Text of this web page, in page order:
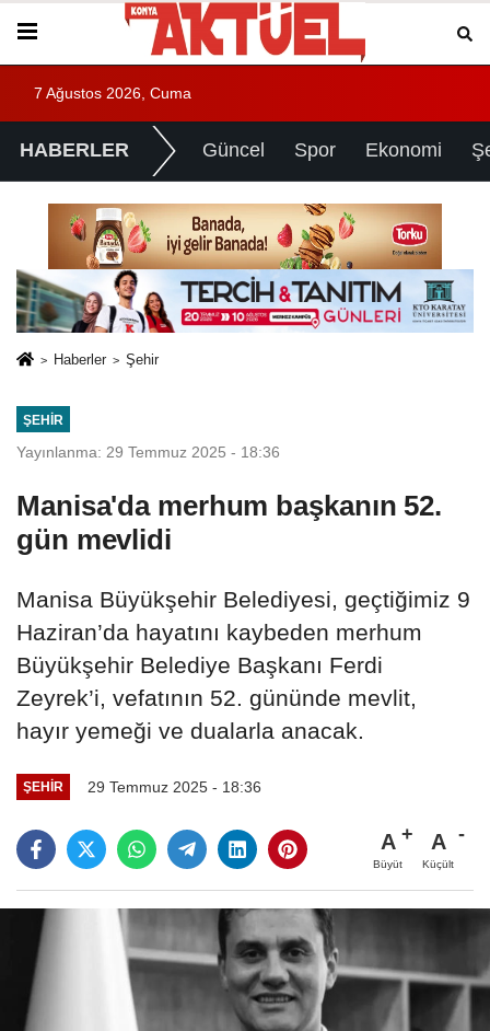
7 Ağustos 2026, Cuma
HABERLER Güncel Spor Ekonomi
Haberler Şehir
ŞEHIR
Yayınlanma: 29 Temmuz 2025 - 18:36
Manisa'da merhum başkanın 52.
gün mevlidi
Manisa Büyükşehir Belediyesi, geçtiğimiz 9
Haziran’da hayatını kaybeden merhum
Büyükşehir Belediye Başkanı Ferdi
Zeyrek’i, vefatının 52. gününde mevlit,
hayır yemeği ve dualarla anacak.
ŞEHIR 29 Temmuz 2025 - 18:36
A
Büyüt
A
Küçült